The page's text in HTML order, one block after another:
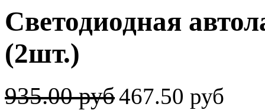
Светодиодная
(2шт.)
935.00 руб467.50 руб